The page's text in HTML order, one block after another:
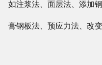
如注浆法、面层法、添加
膏钢板法、预应力法、改